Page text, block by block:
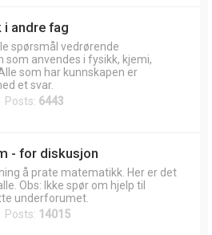
andre fag
spørsmål vedrørende
som anvendes i fysikk, kjemi,
som har kunnskapen er
et svar.
Posts: 6443
- for diskusjon
å prate matematikk. Her er det
Obs: Ikke spør om hjelp til
underforumet.
Posts: 14015